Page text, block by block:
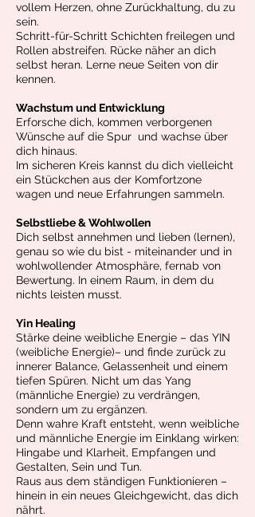
vollem Herzen, ohne Zurückhaltung, du zu
sein.
Schritt-für-Schritt Schichten freilegen und
Rollen abstreifen. Rücke näher an dich
selbst heran. Lerne neue Seiten von dir
kennen.
Wachstum und Entwicklung
Erforsche dich, kommen verborgenen
Wünsche auf die Spur und wachse über
dich hinaus.​
Im sicheren Kreis kannst du dich vielleicht
ein Stückchen aus der Komfortzone
wagen und neue Erfahrungen sammeln.
Selbstliebe & Wohlwollen
Dich selbst annehmen und lieben (lernen),
genau so wie du bist - miteinander und in
wohlwollender Atmosphäre, fernab von
Bewertung. In einem Raum, in dem du
nichts leisten musst.
Yin Healing
Stärke deine weibliche Energie – das YIN
(weibliche Energie)– und finde zurück zu
innerer Balance, Gelassenheit und einem
tiefen Spüren. Nicht um das Yang
(männliche Energie) zu verdrängen,
sondern um zu ergänzen.
Denn wahre Kraft entsteht, wenn weibliche
und männliche Energie im Einklang wirken:
Hingabe und Klarheit, Empfangen und
Gestalten, Sein und Tun.
Raus aus dem ständigen Funktionieren –
hinein in ein neues Gleichgewicht, das dich
nährt.